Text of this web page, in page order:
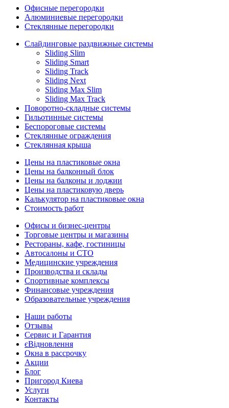
Офисные перегородки
Алюминиевые перегородки
Стеклянные перегородки
Слайдинговые раздвижные системы
Sliding Slim
Sliding Smart
Sliding Track
Sliding Next
Sliding Max Slim
Sliding Max Track
Поворотно-складные системы
Гильотинные системы
Беспороговые системы
Стеклянные ограждения
Стеклянная крыша
Цены на пластиковые окна
Цены на балконный блок
Цены на балконы и лоджии
Цены на пластиковую дверь
Калькулятор на пластиковые окна
Стоимость работ
Офисы и бизнес-центры
Торговые центры и магазины
Рестораны, кафе, гостиницы
Автосалоны и СТО
Медицинские учреждения
Производства и склады
Спортивные комплексы
Финансовые учреждения
Образовательные учреждения
Наши работы
Отзывы
Сервис и Гарантия
єВідновлення
Окна в рассрочку
Акции
Блог
Пригород Киева
Услуги
Контакты